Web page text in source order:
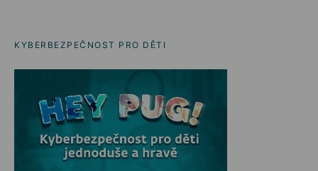
KYBERBEZPEČNOST PRO DĚTI